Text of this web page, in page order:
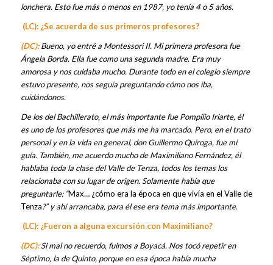
lonchera. Esto fue más o menos en 1987, yo tenía 4 o 5 años.
(LC): ¿Se acuerda de sus primeros profesores?
(DC):Bueno, yo entré a Montessori II. Mi primera profesora fue
Ángela Borda. Ella fue como una segunda madre. Era muy
amorosa y nos cuidaba mucho. Durante todo en el colegio siempre
estuvo presente, nos seguía preguntando cómo nos iba,
cuidándonos.
De los del Bachillerato, el más importante fue Pompilio Iriarte, él
es uno de los profesores que más me ha marcado. Pero, en el trato
personal y en la vida en general, don Guillermo Quiroga, fue mi
guía. También, me acuerdo mucho de Maximiliano Fernández, él
hablaba toda la clase del Valle de Tenza, todos los temas los
relacionaba con su lugar de origen. Solamente había que
preguntarle: “Max… ¿cómo era la época en que vivía en el Valle de
Tenza?” y ahí arrancaba, para él ese era tema más importante.
(LC): ¿Fueron a alguna excursión con Maximiliano?
(DC):Si mal no recuerdo, fuimos a Boyacá. Nos tocó repetir en
Séptimo, la de Quinto, porque en esa época había mucha